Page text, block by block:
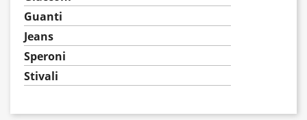
Guanti
Jeans
Speroni
Stivali